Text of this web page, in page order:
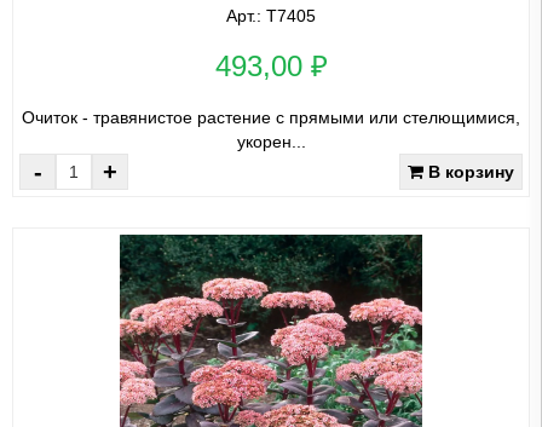
Арт.: Т7405
493,00 ₽
Очиток - травянистое растение с прямыми или стелющимися,
укорен...
- + В корзину